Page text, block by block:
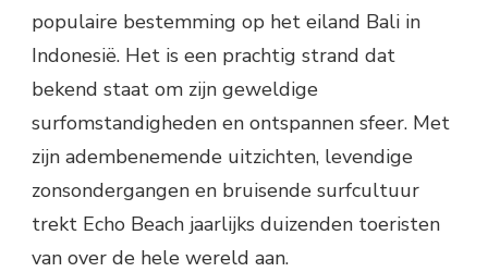
populaire bestemming op het eiland Bali in
Indonesië. Het is een prachtig strand dat
bekend staat om zijn geweldige
surfomstandigheden en ontspannen sfeer. Met
zijn adembenemende uitzichten, levendige
zonsondergangen en bruisende surfcultuur
trekt Echo Beach jaarlijks duizenden toeristen
van over de hele wereld aan.